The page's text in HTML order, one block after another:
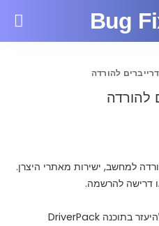
Bug
דרייברים להורדה
להורדה
למחשב, ישירות מאתרי היצרן.
דרישה להרשמה.
ניתן להיעזר בתוכנה DriverPack